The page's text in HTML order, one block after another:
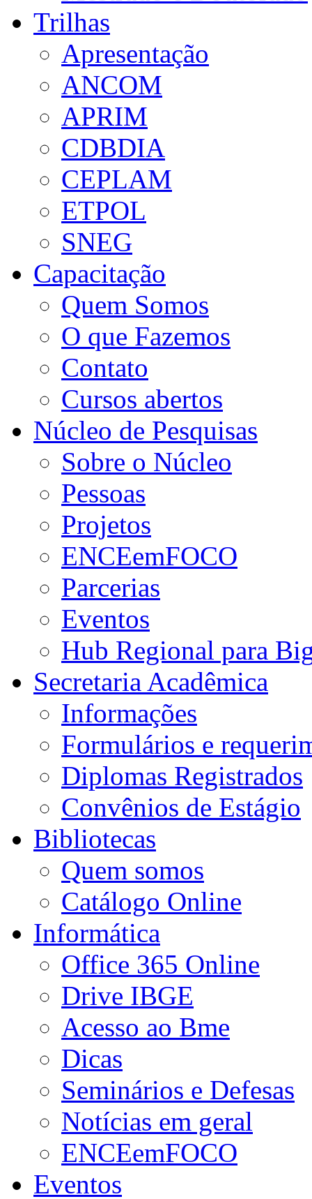
Trilhas
Apresentação
ANCOM
APRIM
CDBDIA
CEPLAM
ETPOL
SNEG
Capacitação
Quem Somos
O que Fazemos
Contato
Cursos abertos
Núcleo de Pesquisas
Sobre o Núcleo
Pessoas
Projetos
ENCEemFOCO
Parcerias
Eventos
Hub Regional para
Secretaria Acadêmica
Informações
Formulários e
Diplomas Registrados
Convênios de Estágio
Bibliotecas
Quem somos
Catálogo Online
Informática
Office 365 Online
Drive IBGE
Acesso ao Bme
Dicas
Seminários e Defesas
Notícias em geral
ENCEemFOCO
Eventos